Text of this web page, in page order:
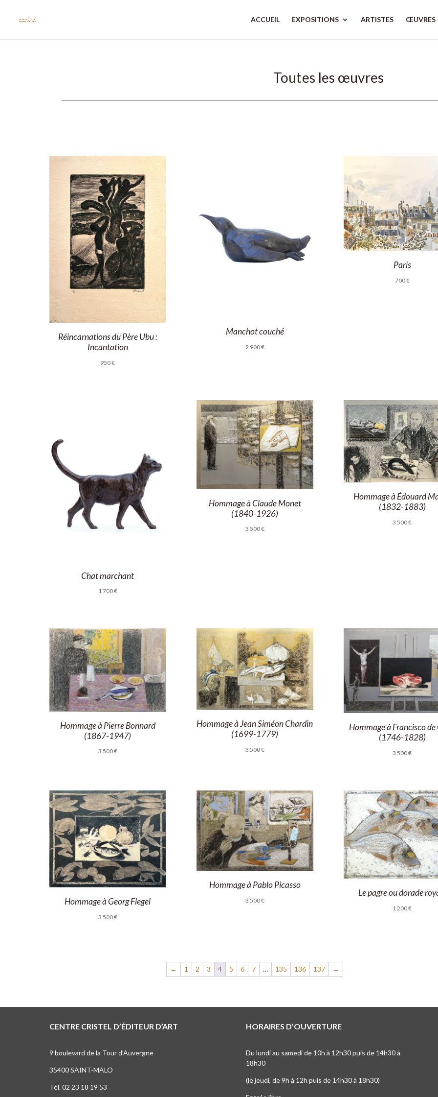
ACCUEIL EXPOSITIONS ARTISTES ŒUVRES
Toutes les œuvres
Réincarnations du Père Ubu :
Incantation
950€
Manchot couché
2 900€
Paris
700€
Chat marchant
1 700€
Hommage à Claude Monet
(1840-1926)
3 500€
Hommage à Édouard
(1832-1883)
3 500€
Hommage à Pierre Bonnard
(1867-1947)
3 500€
Hommage à Jean Siméon Chardin
(1699-1779)
3 500€
Hommage à Francisco de
(1746-1828)
3 500€
Hommage à Georg Flegel
3 500€
Hommage à Pablo Picasso
3 500€
Le pagre ou dorade
1 200€
← 1 2 3 4 5 6 7 … 135 136 137 →
CENTRE CRISTEL D’ÉDITEUR D’ART
9 boulevard de la Tour d’Auvergne
35400 SAINT-MALO
Tél. 02 23 18 19 53
HORAIRES D’OUVERTURE
Du lundi au samedi de 10h à 12h30 puis de 14h30 à
18h30
(le jeudi, de 9h à 12h puis de 14h30 à 18h30)